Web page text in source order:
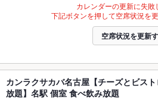
カレンダーの更新に失敗
下記ボタンを押して空席状況を
空席状況を更新
カンラクサカバ名古屋【チーズとビス
放題】名駅 個室 食べ飲み放題